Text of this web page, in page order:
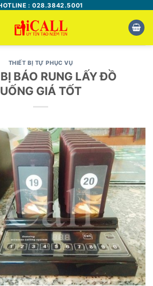
: 028.3842.5001
THIẾT BỊ TỰ PHỤC VỤ
BÁO RUNG LẤY ĐỒ
UỐNG GIÁ TỐT